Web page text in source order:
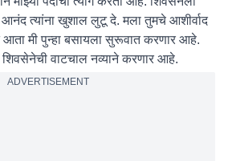
त्यांना खुशाल लुटू दे. मला तुमचे आशीर्वाद
मी पुन्हा बसायला सुरूवात करणार आहे.
शिवसेनेची वाटचाल नव्याने करणार आहे.
ADVERTISEMENT